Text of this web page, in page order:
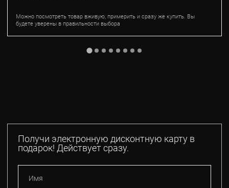
Можно посмотреть товар вживую, примерить и сразу же купить. Вы
будете уверены в правильности выбора
Получи электронную дисконтную карту в
подарок! Действует сразу.